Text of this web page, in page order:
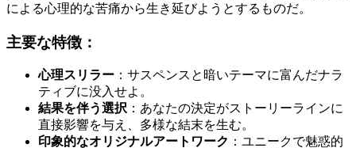
による心理的な苦痛から生き延びようとするものだ。
主要な特徴：
心理スリラー ：サスペンスと暗いテーマに富んだナラ
ティブに没入せよ。
結果を伴う選択 ：あなたの決定がストーリーラインに
直接影響を与え、多様な結末を生む。
印象的なオリジナルアートワーク ：ユニークで魅惑的